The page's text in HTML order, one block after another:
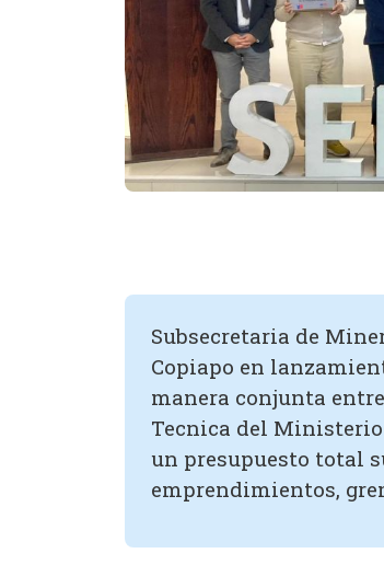
Subsecretaria de
Copiapo en
manera conjunta
Tecnica del
un presupuesto total
emprendimientos,